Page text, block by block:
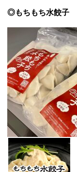
◎もちもち水餃子